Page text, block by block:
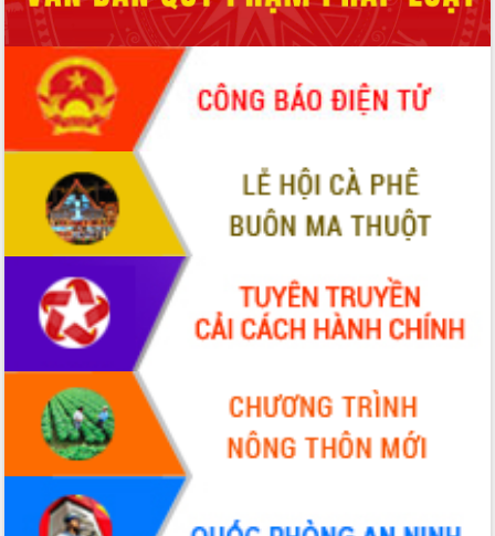
VIDEO
Không có file video nào để phát.
ALBUM ẢNH
LIÊN KẾT WEB